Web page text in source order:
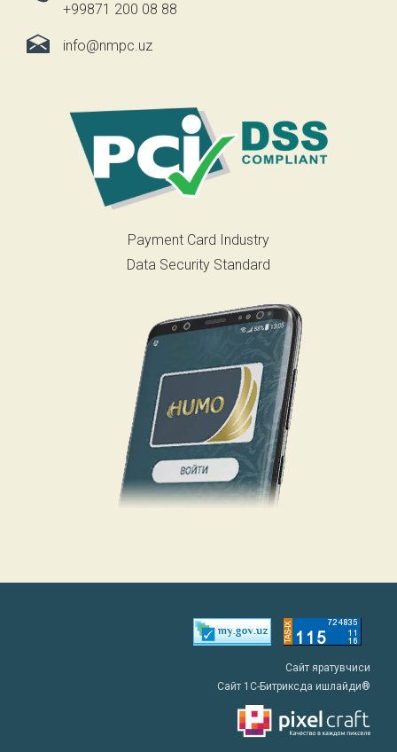
+99871 200 08 88
info@nmpc.uz
Payment Card Industry
Data Security Standard
Сайт яратувчиси
Сайт 1C-Битриксда ишлайди®